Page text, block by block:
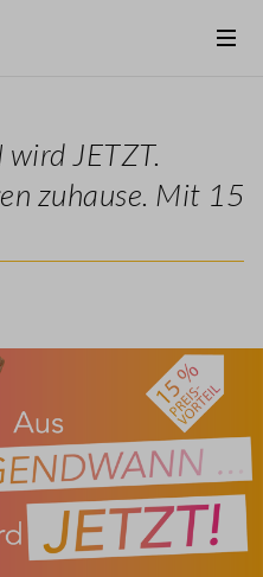
JETZT.
zuhause. Mit 15